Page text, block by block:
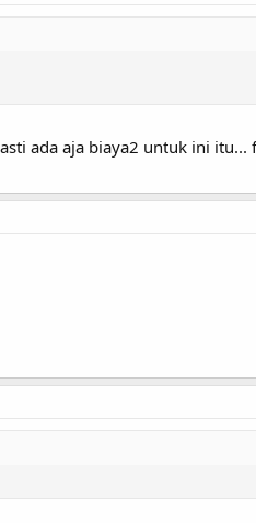
ada aja biaya2 untuk ini itu...